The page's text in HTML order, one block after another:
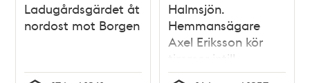
Ladugårdsgärdet åt
nordost mot Borgen
Halmsjön.
Hemmansägare
Axel Eriksson kör
timmer intill
området som